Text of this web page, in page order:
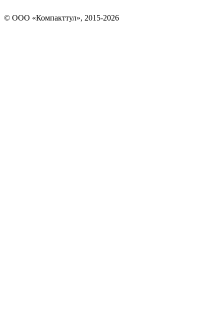
© OOO «Компакттул», 2015-2026